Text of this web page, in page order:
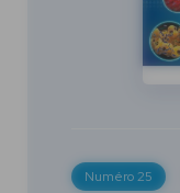
Numéro 25